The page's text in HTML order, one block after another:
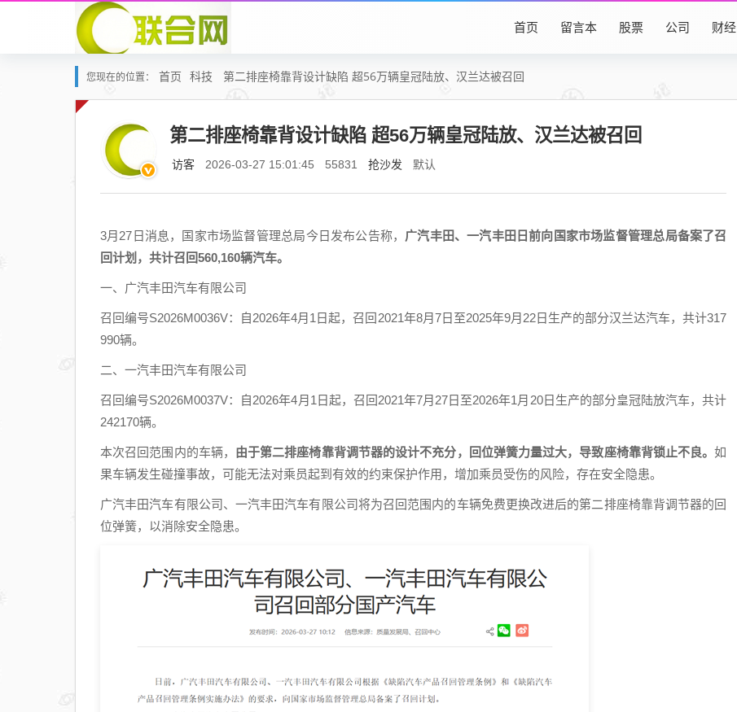
首页 留言本 股票 公司 财经
您现在的位置： 首页 科技 第二排座椅靠背设计缺陷 超56万辆皇冠陆放、汉兰达被召回
第二排座椅靠背设计缺陷 超56万辆皇冠陆放、汉兰达被召回
访客 2026-03-27 15:01:45 55831 抢沙发 默认
3月27日消息，国家市场监督管理总局今日发布公告称， 广汽丰田、一汽丰田日前向国家市场监督管理总局备案了召
回计划，共计召回560,160辆汽车。
一、广汽丰田汽车有限公司
召回编号S2026M0036V：自2026年4月1日起，召回2021年8月7日至2025年9月22日生产的部分汉兰达汽车，共计317
990辆。
二、一汽丰田汽车有限公司
召回编号S2026M0037V：自2026年4月1日起，召回2021年7月27日至2026年1月20日生产的部分皇冠陆放汽车，共计
242170辆。
本次召回范围内的车辆， 由于第二排座椅靠背调节器的设计不充分，回位弹簧力量过大，导致座椅靠背锁止不良。如
果车辆发生碰撞事故，可能无法对乘员起到有效的约束保护作用，增加乘员受伤的风险，存在安全隐患。
广汽丰田汽车有限公司、一汽丰田汽车有限公司将为召回范围内的车辆免费更换改进后的第二排座椅靠背调节器的回
位弹簧，以消除安全隐患。